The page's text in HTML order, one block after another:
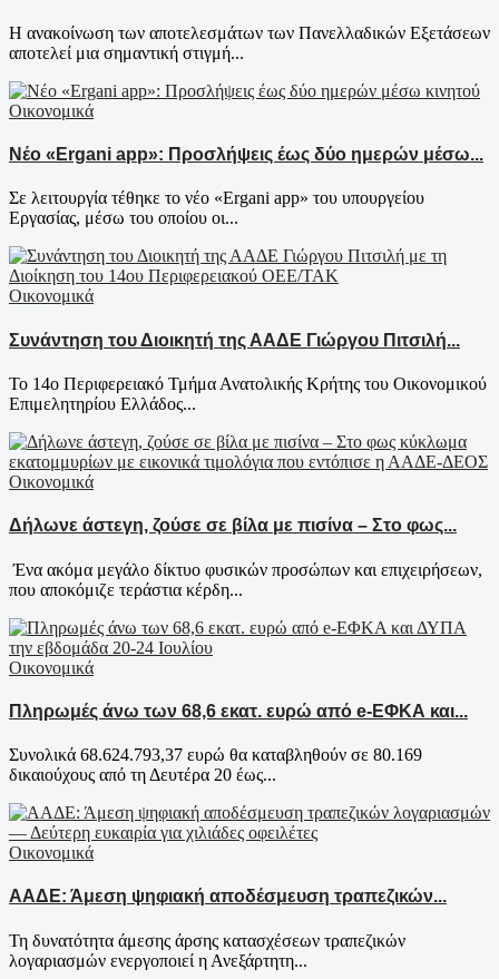
Η ανακοίνωση των αποτελεσμάτων των Πανελλαδικών Εξετάσεων
αποτελεί μια σημαντική στιγμή...
Οικονομικά
Νέο «Ergani app»: Προσλήψεις έως δύο ημερών μέσω...
Σε λειτουργία τέθηκε το νέο «Ergani app» του υπουργείου
Εργασίας, μέσω του οποίου οι...
Οικονομικά
Συνάντηση του Διοικητή της ΑΑΔΕ Γιώργου Πιτσιλή...
Το 14ο Περιφερειακό Τμήμα Ανατολικής Κρήτης του Οικονομικού
Επιμελητηρίου Ελλάδος...
Οικονομικά
Δήλωνε άστεγη, ζούσε σε βίλα με πισίνα – Στο φως...
Ένα ακόμα μεγάλο δίκτυο φυσικών προσώπων και επιχειρήσεων,
που αποκόμιζε τεράστια κέρδη...
Οικονομικά
Πληρωμές άνω των 68,6 εκατ. ευρώ από e-ΕΦΚΑ και...
Συνολικά 68.624.793,37 ευρώ θα καταβληθούν σε 80.169
δικαιούχους από τη Δευτέρα 20 έως...
Οικονομικά
ΑΑΔΕ: Άμεση ψηφιακή αποδέσμευση τραπεζικών...
Τη δυνατότητα άμεσης άρσης κατασχέσεων τραπεζικών
λογαριασμών ενεργοποιεί η Ανεξάρτητη...